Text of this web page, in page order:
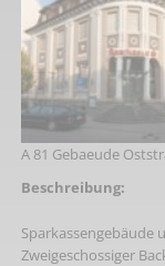
A 81 Gebaeude
Beschreibung:
Sparkassengebäude
Zweigeschossiger